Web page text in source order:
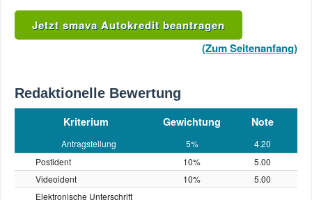
Jetzt smava Autokredit beantragen
(Zum Seitenanfang)
Redaktionelle Bewertung
Kriterium Gewichtung Note
Antragstellung 5%
4.20
Postident
10%
5.00
Videoident
10%
5.00
Elektronische Unterschrift